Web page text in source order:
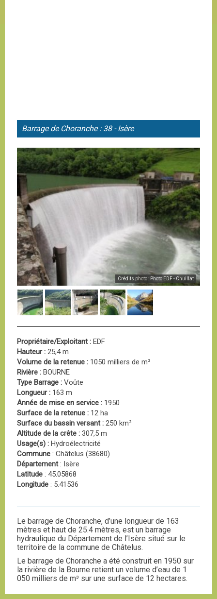
Barrage de Choranche : 38 - Isère
Crédits photo : Photo EDF - Chuillat
Propriétaire/Exploitant : EDF
Hauteur : 25,4 m
Volume de la retenue : 1050 milliers de m³
Rivière : BOURNE
Type Barrage : Voûte
Longueur : 163 m
Année de mise en service : 1950
Surface de la retenue : 12 ha
Surface du bassin versant : 250 km²
Altitude de la crête : 307,5 m
Usage(s) : Hydroélectricité
Commune : Châtelus (38680)
Département: Isère
Latitude : 45.05868
Longitude : 5.41536
Le barrage de Choranche, d’une longueur de 163
mètres et haut de 25.4 mètres, est un barrage
hydraulique du Département de l’Isère situé sur le
territoire de la commune de Châtelus.
Le barrage de Choranche a été construit en 1950 sur
la rivière de la Bourne retient un volume d’eau de 1
050 milliers de m³ sur une surface de 12 hectares.